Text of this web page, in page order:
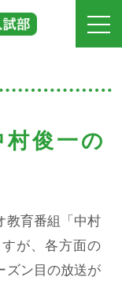
俊一の
教育番組「中村
が、各方面の
ズン目の放送が